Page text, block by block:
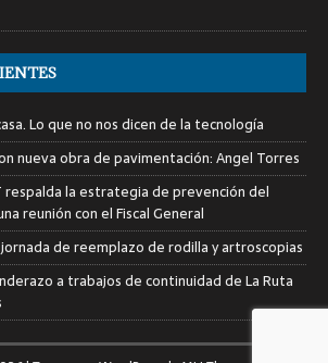
Lo que no nos dicen de la tecnología
nueva obra de pavimentación: Angel Torres
la estrategia de prevención del
reunión con el Fiscal General
jornada de reemplazo de rodilla y artroscopias
a trabajos de continuidad de La Ruta